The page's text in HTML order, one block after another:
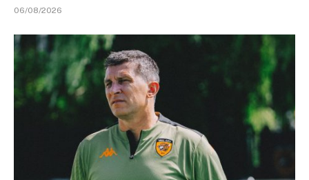
06/08/2026